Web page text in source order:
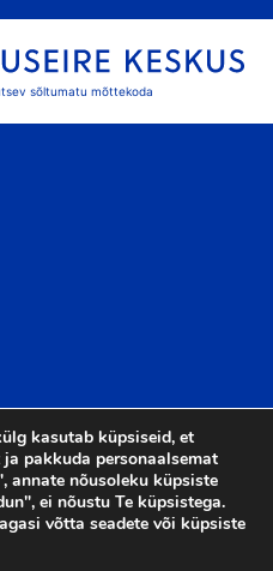
sõltumatu mõttekoda
TAGASI ÜLES
kasutab küpsiseid, et
pakkuda personaalsemat
annate nõusoleku küpsiste
ei nõustu Te küpsistega.
võtta seadete või küpsiste